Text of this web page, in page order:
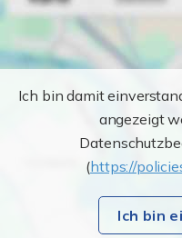
Ich bin damit
angezeigt
(https://
Ich bin